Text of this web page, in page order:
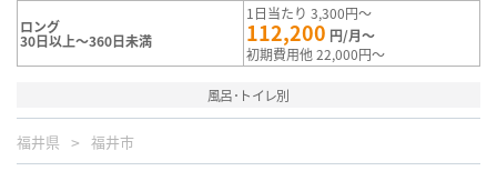
ロング
30日以上～360日未満
1日当たり 3,300円～
112,200 円/月～
初期費用他 22,000円～
風呂･トイレ別
福井県 福井市